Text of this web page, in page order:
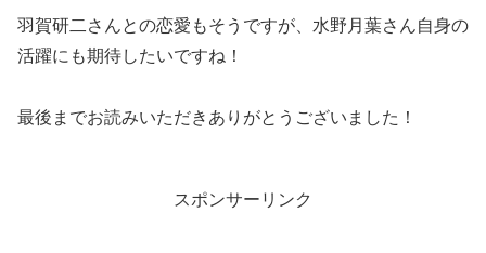
羽賀研二さんとの恋愛もそうですが、水野月葉さん自身の
活躍にも期待したいですね！
最後までお読みいただきありがとうございました！
スポンサーリンク